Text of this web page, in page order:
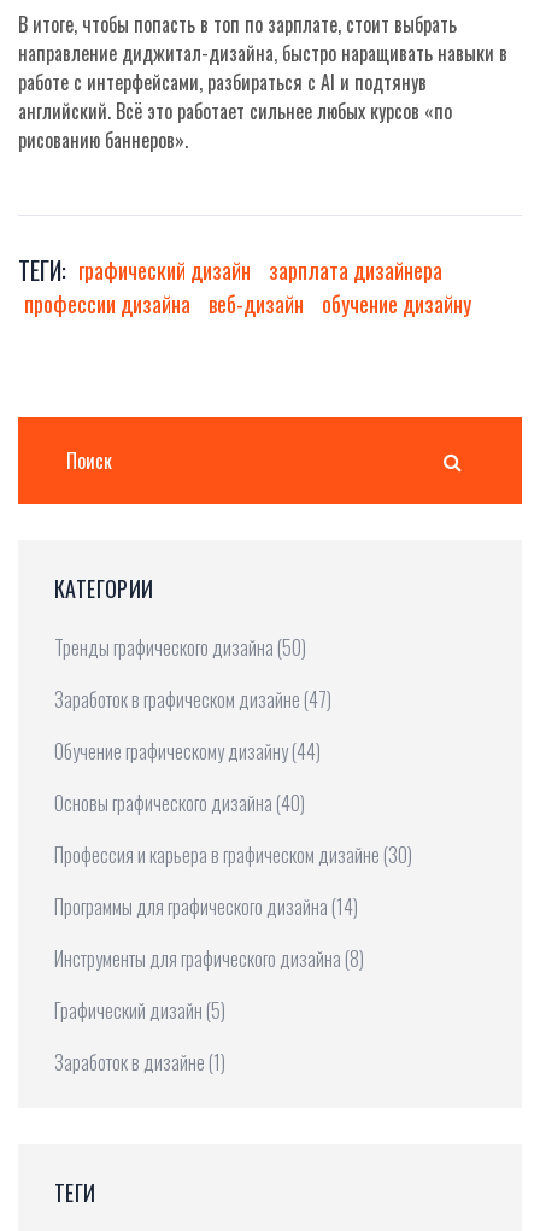
В итоге, чтобы попасть в топ по зарплате, стоит выбрать
направление диджитал-дизайна, быстро наращивать навыки в
работе с интерфейсами, разбираться с AI и подтянув
английский. Всё это работает сильнее любых курсов «по
рисованию баннеров».
ТЕГИ: графический дизайн
зарплата дизайнера
профессии дизайна
веб-дизайн обучение дизайну
КАТЕГОРИИ
Тренды графического дизайна (50)
Заработок в графическом дизайне (47)
Обучение графическому дизайну(44)
Основы графического дизайна (40)
Профессия и карьера в графическом дизайне (30)
Программы для графического дизайна (14)
Инструменты для графического дизайна (8)
Графический дизайн (5)
Заработок в дизайне (1)
ТЕГИ